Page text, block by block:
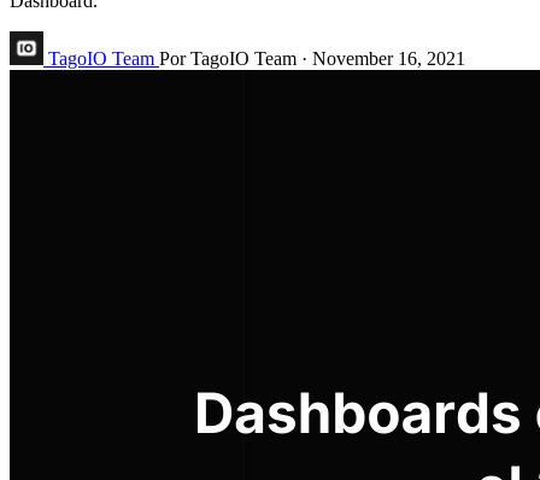
TagoIO Team Por TagoIO Team · November 16, 2021